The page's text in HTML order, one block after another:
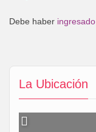
La Ubicación
Debe haber ingresado